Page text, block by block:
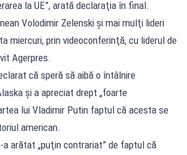
la UE”, arată declaraţia în final.
Volodimir Zelenski şi mai mulţi lideri
miercuri, prin videoconferinţă, cu liderul de
Agerpres.
că speră să aibă o întâlnire
şi a apreciat drept „foarte
lui Vladimir Putin faptul că acesta se
american.
a arătat „puţin contrariat” de faptul că